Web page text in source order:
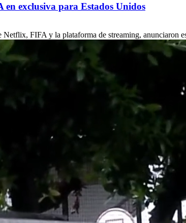
exclusiva para Estados Unidos
FIFA y la plataforma de streaming, anunciaron